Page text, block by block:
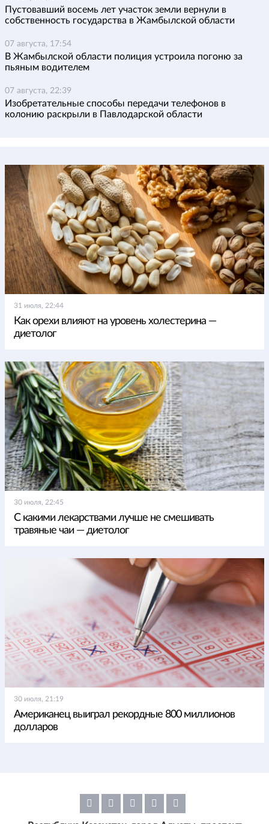
Пустовавший восемь лет участок земли вернули в
собственность государства в Жамбылской области
07 августа, 17:54
В Жамбылской области полиция устроила погоню за
пьяным водителем
07 августа, 22:39
Изобретательные способы передачи телефонов в
колонию раскрыли в Павлодарской области
31 июля, 22:44
Как орехи влияют на уровень холестерина —
диетолог
30 июля, 22:45
С какими лекарствами лучше не смешивать
травяные чаи — диетолог
30 июля, 21:19
Американец выиграл рекордные 800 миллионов
долларов